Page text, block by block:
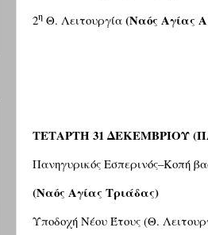
2η Θ. Λειτουργία (Ναός Αγίας
ΤΕΤΑΡΤΗ 31 ΔΕΚΕΜΒΡΙΟΥ
Πανηγυρικός Εσπερινός–Κοπή
(Ναός Αγίας Τριάδας)
Υποδοχή Νέου Έτους (Θ.